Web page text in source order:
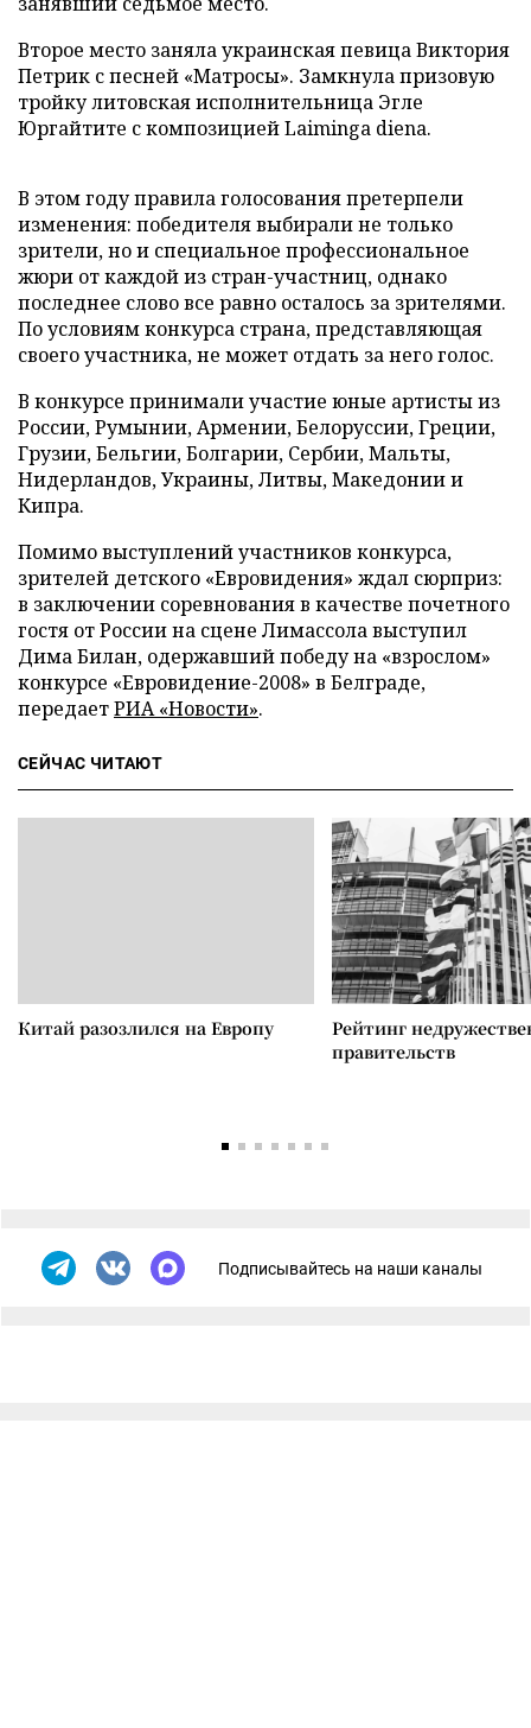
Второе место заняла украинская певица Виктория
Петрик с песней «Матросы». Замкнула призовую
тройку литовская исполнительница Эгле
Юргайтите с композицией Laiminga diena.
В этом году правила голосования претерпели
изменения: победителя выбирали не только
зрители, но и специальное профессиональное
жюри от каждой из стран-участниц, однако
последнее слово все равно осталось за зрителями.
По условиям конкурса страна, представляющая
своего участника, не может отдать за него голос.
В конкурсе принимали участие юные артисты из
России, Румынии, Армении, Белоруссии, Греции,
Грузии, Бельгии, Болгарии, Сербии, Мальты,
Нидерландов, Украины, Литвы, Македонии и
Кипра.
Помимо выступлений участников конкурса,
зрителей детского «Евровидения» ждал сюрприз:
в заключении соревнования в качестве почетного
гостя от России на сцене Лимассола выступил
Дима Билан, одержавший победу на «взрослом»
конкурсе «Евровидение-2008» в Белграде,
передаетРИА «Новости».
СЕЙЧАС ЧИТАЮТ
Китай разозлился на Европу
Рейтинг
правительств
Подписывайтесь на наши каналы